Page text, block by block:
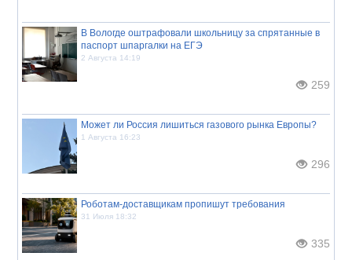
В Вологде оштрафовали школьницу за спрятанные в
паспорт шпаргалки на ЕГЭ
2 Августа 14:19
259
Может ли Россия лишиться газового рынка Европы?
1 Августа 16:23
296
Роботам-доставщикам пропишут требования
31 Июля 18:32
335